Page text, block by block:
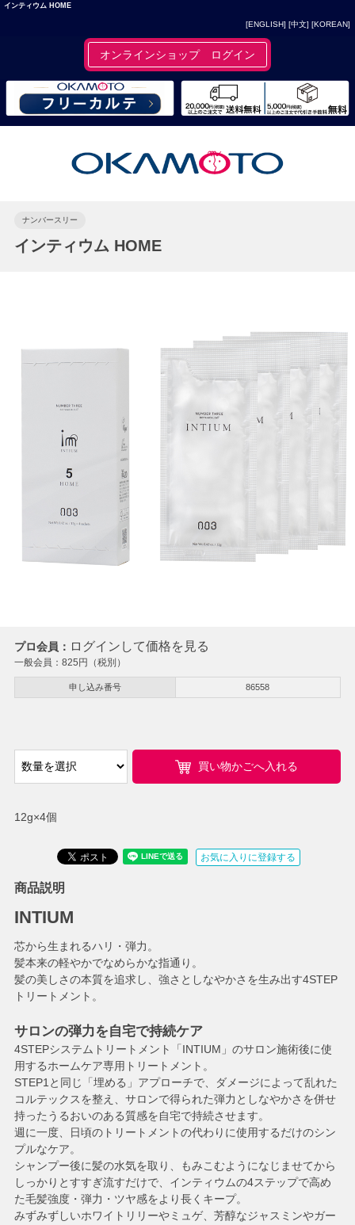
インティウム HOME
[ENGLISH] [中文] [KOREAN]
オンラインショップ ログイン
ナンバースリー
インティウム HOME
プロ会員： ログインして価格を見る
一般会員： 825円（税別）
申し込み番号 86558
12g×4個
買い物かごへ入れる
お気に入りに登録する
商品説明
INTIUM
芯から生まれるハリ・弾力。
髪本来の軽やかでなめらかな指通り。
髪の美しさの本質を追求し、強さとしなやかさを生み出す4STEP
トリートメント。
サロンの弾力を自宅で持続ケア
4STEPシステムトリートメント「INTIUM」のサロン施術後に使
用するホームケア専用トリートメント。
STEP1と同じ「埋める」アプローチで、ダメージによって乱れた
コルテックスを整え、サロンで得られた弾力としなやかさを併せ
持ったうるおいのある質感を自宅で持続させます。
週に一度、日頃のトリートメントの代わりに使用するだけのシン
プルなケア。
シャンプー後に髪の水気を取り、もみこむようになじませてから
しっかりとすすぎ流すだけで、インティウムの4ステップで高め
た毛髪強度・弾力・ツヤ感をより長くキープ。
みずみずしいホワイトリリーやミュゲ、芳醇なジャスミンやガー